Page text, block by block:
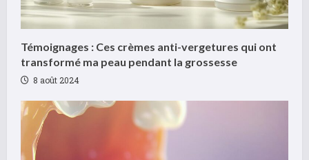
Témoignages : Ces crèmes anti-vergetures qui ont
transformé ma peau pendant la grossesse
8 août 2024